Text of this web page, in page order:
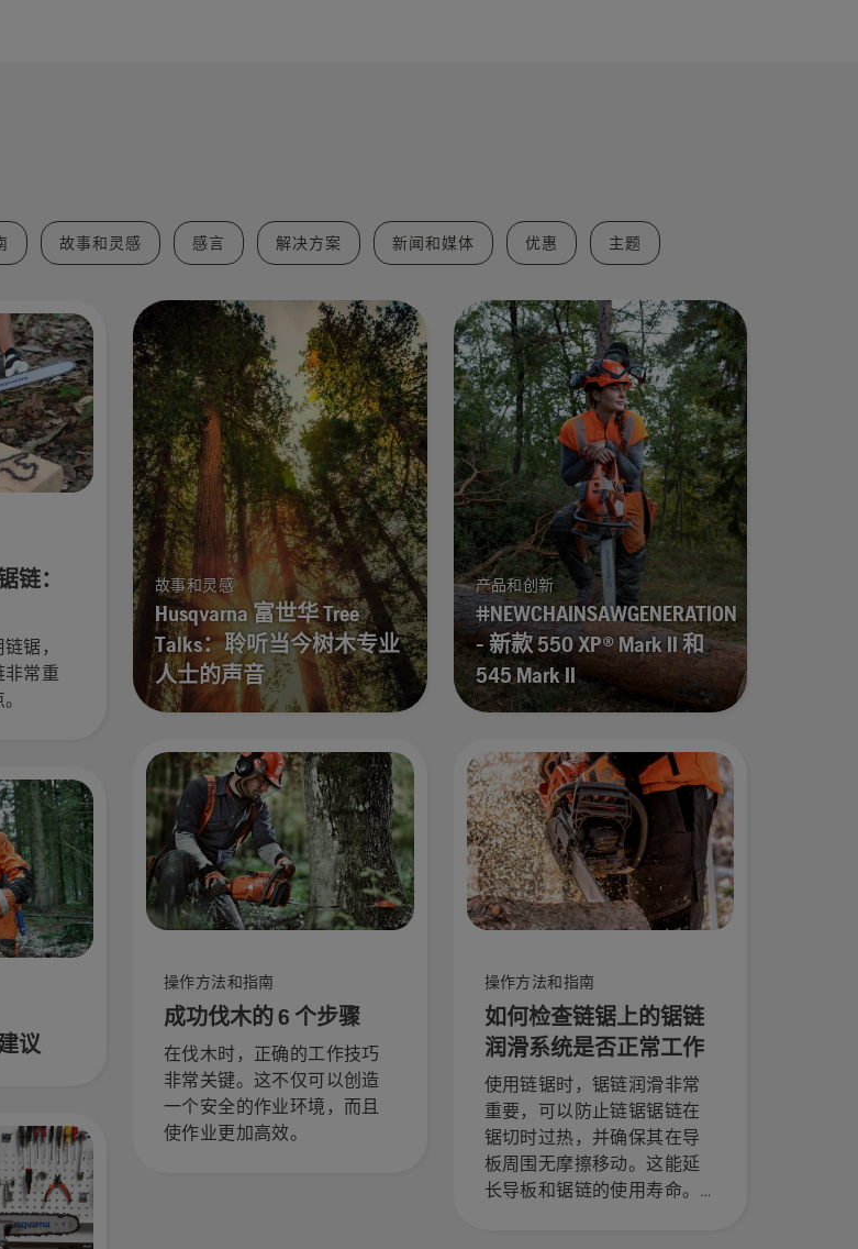
故事和灵感 感言 解决方案 新闻和媒体 优惠 主题
链：
锯，
非常重
议
故事和灵感
Husqvarna 富世华 Tree
Talks：聆听当今树木专业
人士的声音
操作方法和指南
成功伐木的 6 个步骤
在伐木时，正确的工作技巧
非常关键。这不仅可以创造
一个安全的作业环境，而且
使作业更加高效。
产品和创新
#NEWCHAINSAWGENERATION
- 新款 550 XP® Mark II 和
545 Mark II
操作方法和指南
如何检查链锯上的锯链
润滑系统是否正常工作
使用链锯时，锯链润滑非常
重要，可以防止链锯锯链在
锯切时过热，并确保其在导
板周围无摩擦移动。这能延
长导板和锯链的使用寿命。